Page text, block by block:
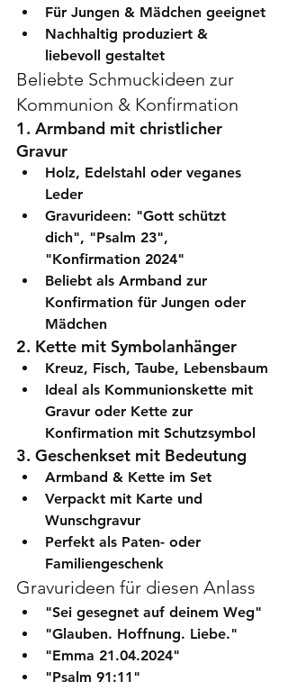
Für Jungen & Mädchen geeignet
Nachhaltig produziert &
liebevoll gestaltet
Beliebte Schmuckideen zur
Kommunion & Konfirmation
1. Armband mit christlicher
Gravur
Holz, Edelstahl oder veganes
Leder
Gravurideen: "Gott schützt
dich", "Psalm 23",
"Konfirmation 2024"
Beliebt als Armband zur
Konfirmation für Jungen oder
Mädchen
2. Kette mit Symbolanhänger
Kreuz, Fisch, Taube, Lebensbaum
Ideal als Kommunionskette mit
Gravur oder Kette zur
Konfirmation mit Schutzsymbol
3. Geschenkset mit Bedeutung
Armband & Kette im Set
Verpackt mit Karte und
Wunschgravur
Perfekt als Paten- oder
Familiengeschenk
Gravurideen für diesen Anlass
"Sei gesegnet auf deinem Weg"
"Glauben. Hoffnung. Liebe."
"Emma 21.04.2024"
"Psalm 91:11"